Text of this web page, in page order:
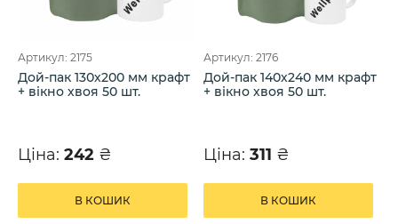
Артикул: 2175
Дой-пак 130х200 мм крафт
+ вікно хвоя 50 шт.
Ціна: 242 ₴
В КОШИК
Артикул: 2176
Дой-пак 140х240 мм крафт
+ вікно хвоя 50 шт.
Ціна: 311 ₴
В КОШИК